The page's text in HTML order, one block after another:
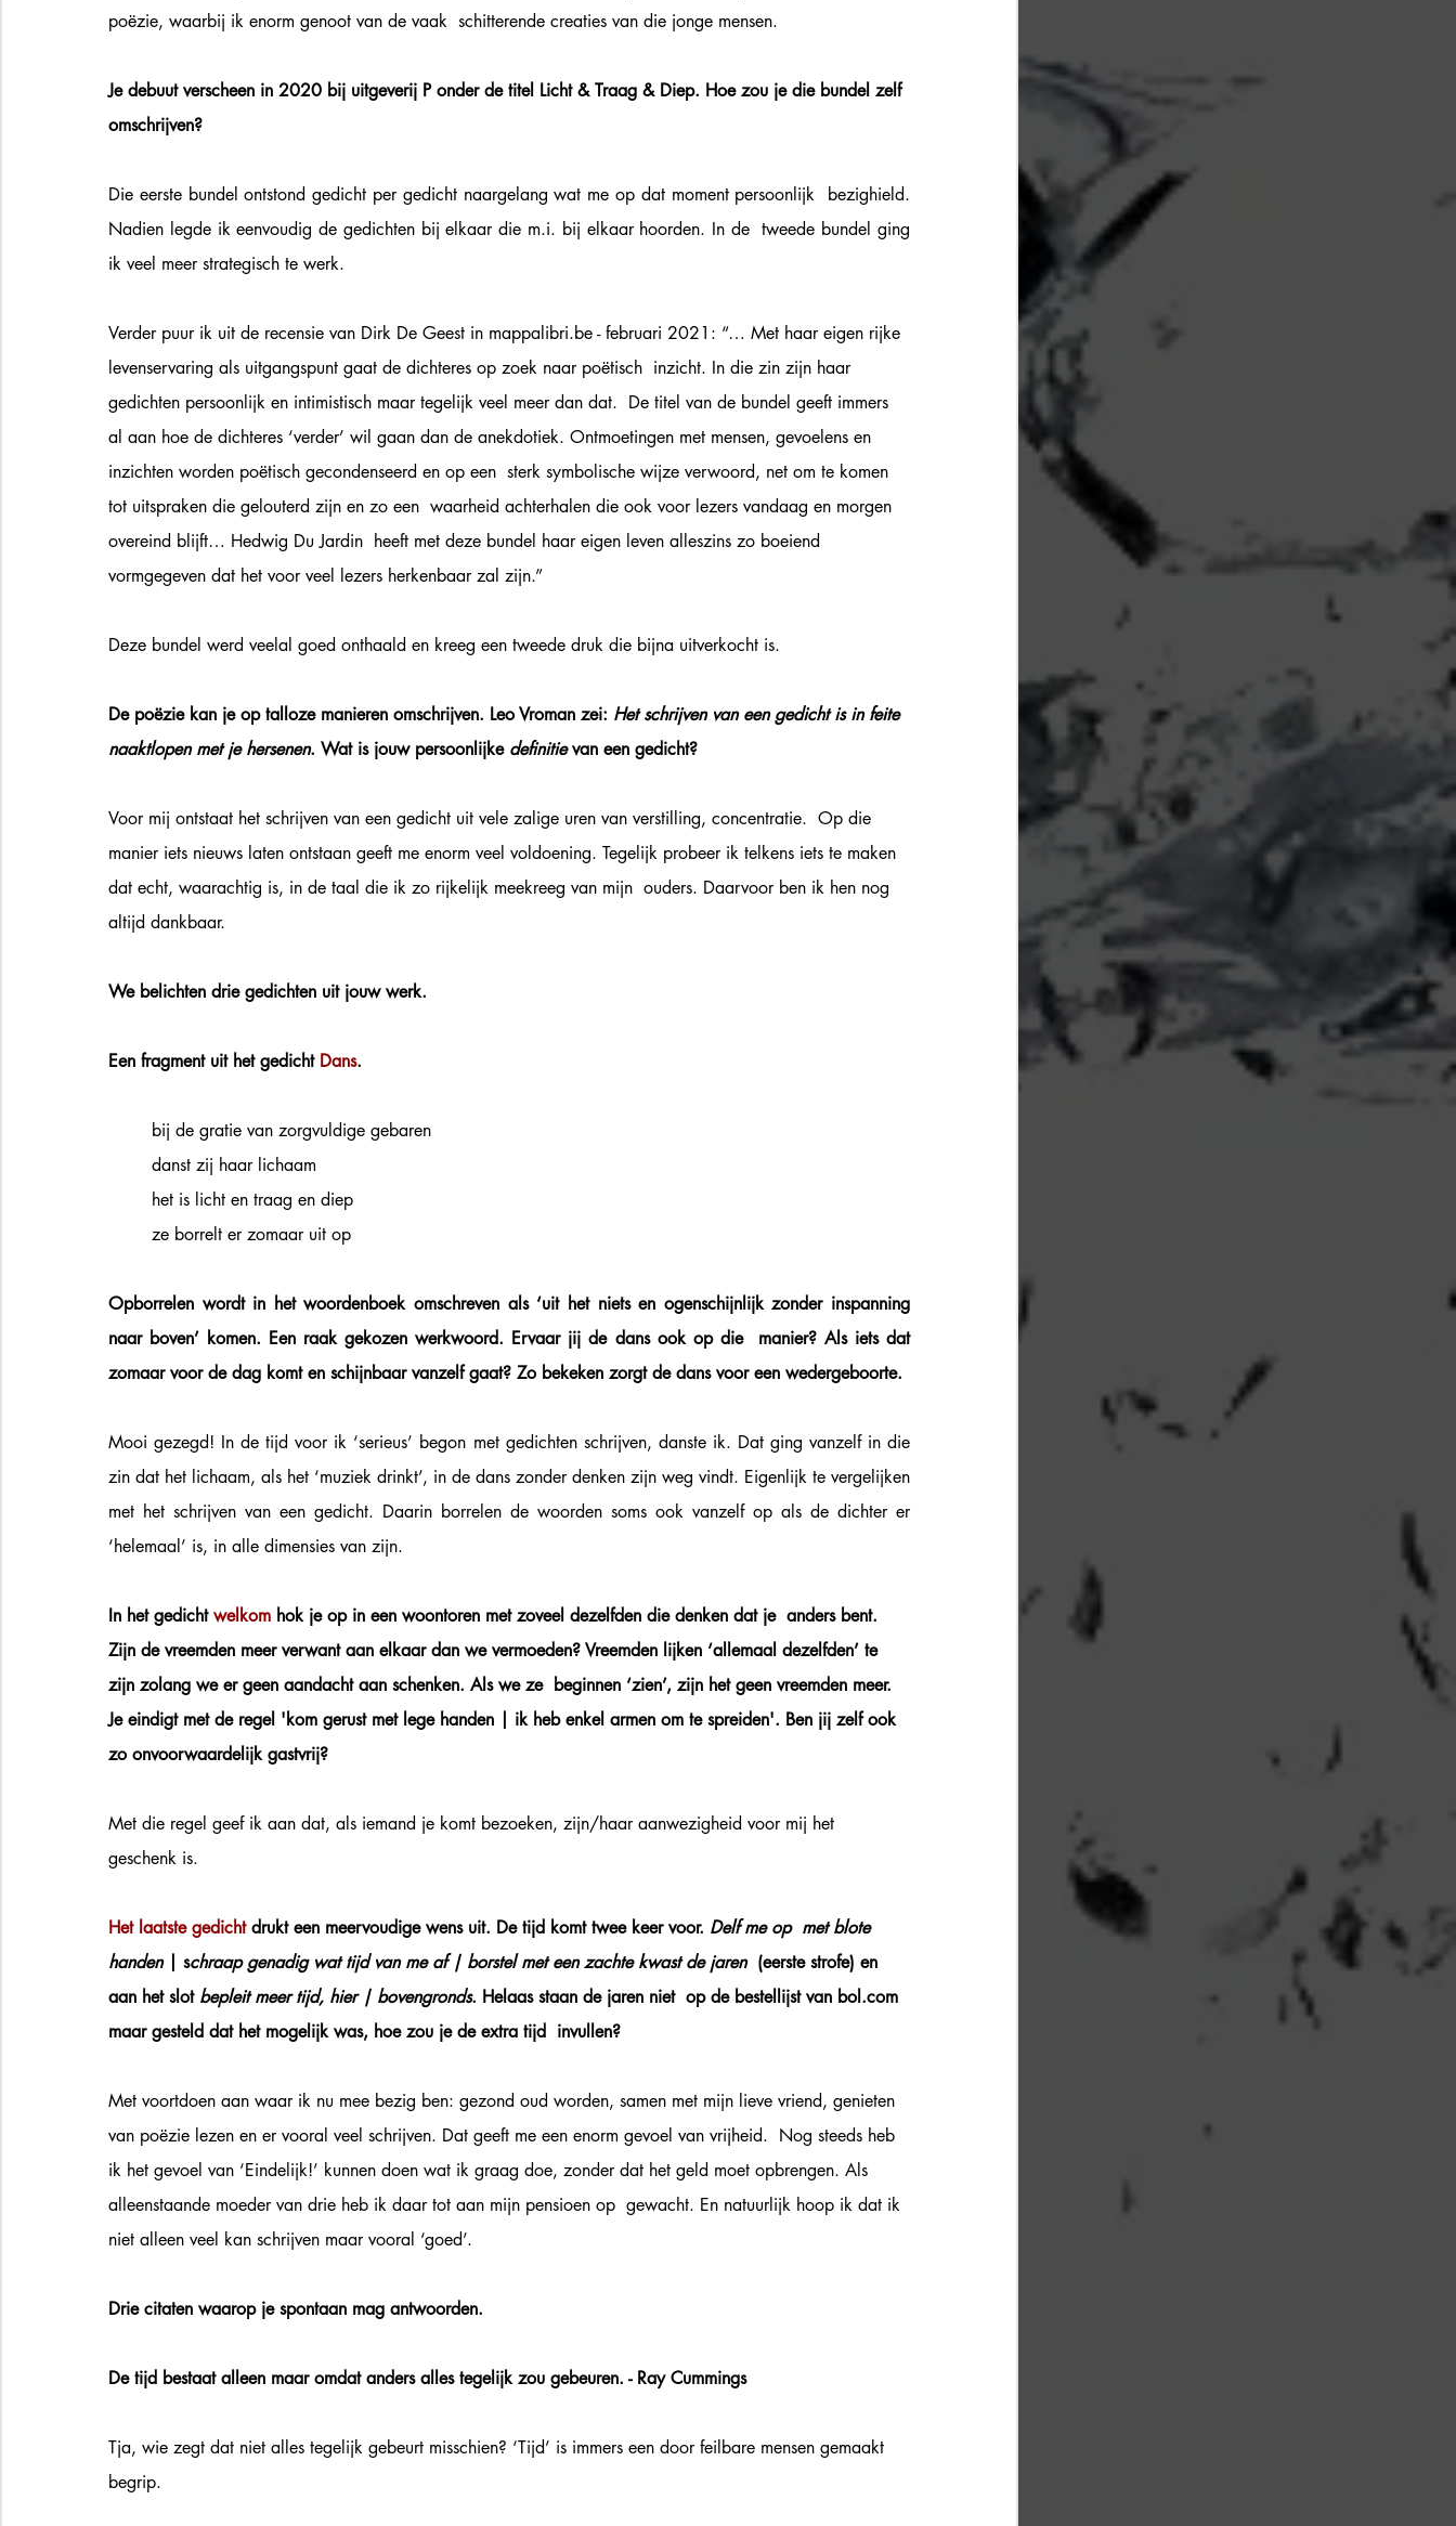
poëzie, waarbij ik enorm genoot van de vaak  schitterende creaties van die jonge mensen.
Je debuut verscheen in 2020 bij uitgeverij P onder de titel Licht & Traag & Diep. Hoe zou je die bundel zelf
omschrijven?
Die eerste bundel ontstond gedicht per gedicht naargelang wat me op dat moment persoonlijk  bezighield.
Nadien legde ik eenvoudig de gedichten bij elkaar die m.i. bij elkaar hoorden. In de  tweede bundel ging
ik veel meer strategisch te werk.
Verder puur ik uit de recensie van Dirk De Geest in mappalibri.be - februari 2021: “… Met haar eigen rijke
levenservaring als uitgangspunt gaat de dichteres op zoek naar poëtisch  inzicht. In die zin zijn haar
gedichten persoonlijk en intimistisch maar tegelijk veel meer dan dat.  De titel van de bundel geeft immers
al aan hoe de dichteres ‘verder’ wil gaan dan de anekdotiek. Ontmoetingen met mensen, gevoelens en
inzichten worden poëtisch gecondenseerd en op een  sterk symbolische wijze verwoord, net om te komen
tot uitspraken die gelouterd zijn en zo een  waarheid achterhalen die ook voor lezers vandaag en morgen
overeind blijft… Hedwig Du Jardin  heeft met deze bundel haar eigen leven alleszins zo boeiend
vormgegeven dat het voor veel lezers herkenbaar zal zijn.”
Deze bundel werd veelal goed onthaald en kreeg een tweede druk die bijna uitverkocht is.
De poëzie kan je op talloze manieren omschrijven. Leo Vroman zei: Het schrijven van een gedicht is in feite
naaktlopen met je hersenen. Wat is jouw persoonlijke definitie van een gedicht?
Voor mij ontstaat het schrijven van een gedicht uit vele zalige uren van verstilling, concentratie.  Op die
manier iets nieuws laten ontstaan geeft me enorm veel voldoening. Tegelijk probeer ik telkens iets te maken
dat echt, waarachtig is, in de taal die ik zo rijkelijk meekreeg van mijn  ouders. Daarvoor ben ik hen nog
altijd dankbaar.
We belichten drie gedichten uit jouw werk.
Een fragment uit het gedicht Dans.
bij de gratie van zorgvuldige gebaren
danst zij haar lichaam
het is licht en traag en diep
ze borrelt er zomaar uit op
Opborrelen wordt in het woordenboek omschreven als ‘uit het niets en ogenschijnlijk zonder inspanning
naar boven’ komen. Een raak gekozen werkwoord. Ervaar jij de dans ook op die  manier? Als iets dat
Mooi gezegd! In de tijd voor ik ‘serieus’ begon met gedichten schrijven, danste ik. Dat ging vanzelf in die
zin dat het lichaam, als het ‘muziek drinkt’, in de dans zonder denken zijn weg vindt. Eigenlijk te vergelijken
met het schrijven van een gedicht. Daarin borrelen de woorden soms ook vanzelf op als de dichter er
‘helemaal’ is, in alle dimensies van zijn.
In het gedicht welkom hok je op in een woontoren met zoveel dezelfden die denken dat je  anders bent.
Zijn de vreemden meer verwant aan elkaar dan we vermoeden? Vreemden lijken ‘allemaal dezelfden’ te
zijn zolang we er geen aandacht aan schenken. Als we ze  beginnen ‘zien’, zijn het geen vreemden meer.
Je eindigt met de regel 'kom gerust met lege handen | ik heb enkel armen om te spreiden'. Ben jij zelf ook
zo onvoorwaardelijk gastvrij?
Met die regel geef ik aan dat, als iemand je komt bezoeken, zijn/haar aanwezigheid voor mij het
geschenk is.
Het laatste gedicht drukt een meervoudige wens uit. De tijd komt twee keer voor. Delf me op  met blote
handen
| schraap genadig wat tijd van me af | borstel met een zachte kwast de jaren (eerste strofe) en
aan het slot bepleit meer tijd, hier | bovengronds. Helaas staan de jaren niet  op de bestellijst van bol.com
maar gesteld dat het mogelijk was, hoe zou je de extra tijd  invullen?
Met voortdoen aan waar ik nu mee bezig ben: gezond oud worden, samen met mijn lieve vriend, genieten
van poëzie lezen en er vooral veel schrijven. Dat geeft me een enorm gevoel van vrijheid.  Nog steeds heb
ik het gevoel van ‘Eindelijk!’ kunnen doen wat ik graag doe, zonder dat het geld moet opbrengen. Als
alleenstaande moeder van drie heb ik daar tot aan mijn pensioen op  gewacht. En natuurlijk hoop ik dat ik
niet alleen veel kan schrijven maar vooral ‘goed’.
Drie citaten waarop je spontaan mag antwoorden.
De tijd bestaat alleen maar omdat anders alles tegelijk zou gebeuren. - Ray Cummings
Tja, wie zegt dat niet alles tegelijk gebeurt misschien? ‘Tijd’ is immers een door feilbare mensen gemaakt
begrip.